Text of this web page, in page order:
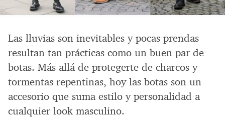
Las lluvias son inevitables y pocas prendas
resultan tan prácticas como un buen par de
botas. Más allá de protegerte de charcos y
tormentas repentinas, hoy las botas son un
accesorio que suma estilo y personalidad a
cualquier look masculino.